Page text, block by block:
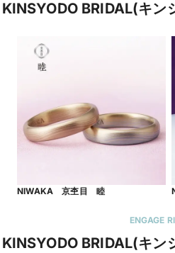
KINSYODO BRIDAL(キン
NIWAKA 京杢目 睦
ENGAGE
KINSYODO BRIDAL(キン